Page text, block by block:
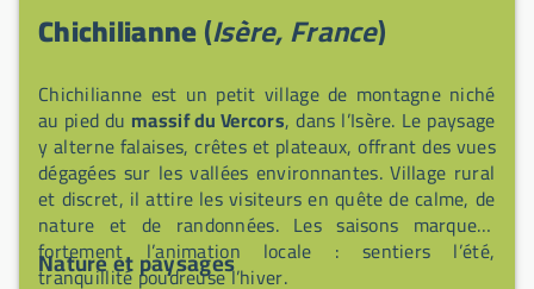
Chichilianne(Isère, France)
Chichilianne est un petit village de montagne niché
au pied du massif du Vercors, dans l’Isère. Le paysage
y alterne falaises, crêtes et plateaux, offrant des vues
dégagées sur les vallées environnantes. Village rural
et discret, il attire les visiteurs en quête de calme, de
nature et de randonnées. Les saisons marquent
fortement l’animation locale : sentiers l’été,
tranquillité poudreuse l’hiver.
Nature et paysages